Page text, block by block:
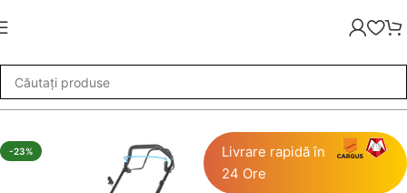
Allister 300E 125 cc, masina de tuns iarba, benzina, 40 cm
-23%
Livrare rapidă în
24 Ore